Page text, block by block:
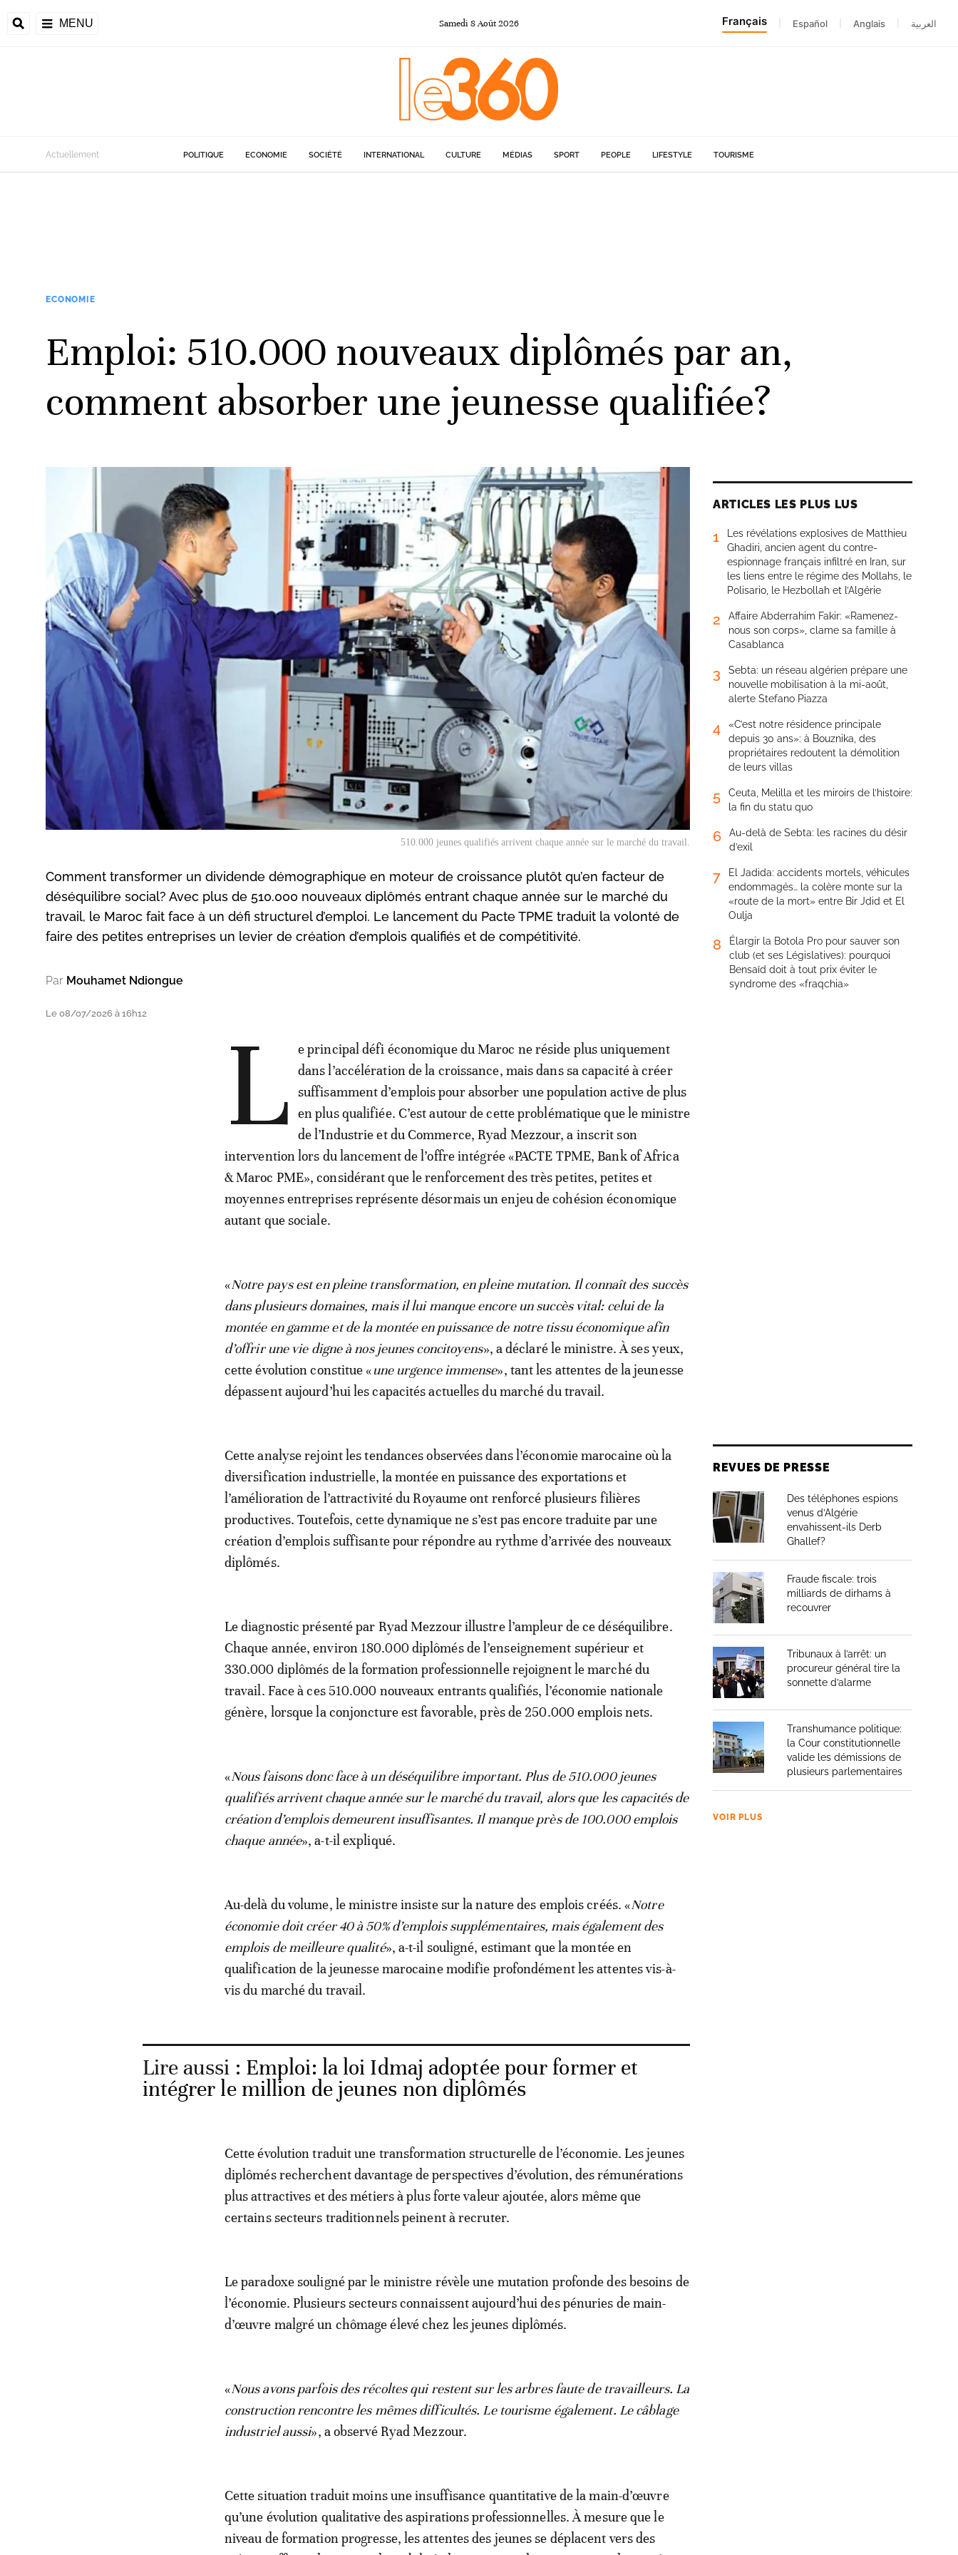
MENU Samedi 8Août2026 Français Español Anglais العربية
Actuellement POLITIQUE ECONOMIE SOCIÉTÉ INTERNATIONAL CULTURE MÉDIAS SPORT PEOPLE LIFESTYLE TOURISME
ECONOMIE
Emploi: 510.000 nouveaux diplômés par an,
comment absorber une jeunesse qualifiée?
510.000 jeunes qualifiés arrivent chaque année sur le marché du travail.
Comment transformer un dividende démographique en moteur de croissance plutôt qu’en facteur de
déséquilibre social? Avec plus de 510.000 nouveaux diplômés entrant chaque année sur le marché du
travail, le Maroc fait face à un défi structurel d’emploi. Le lancement du Pacte TPME traduit la volonté de
faire des petites entreprises un levier de création d’emplois qualifiés et de compétitivité.
Par Mouhamet Ndiongue
Le 08/07/2026 à 16h12 L
e principal défi économique du Maroc ne réside plus uniquement
dans l’accélération de la croissance, mais dans sa capacité à créer
suffisamment d’emplois pour absorber une population active de plus
en plus qualifiée. C’est autour de cette problématique que le ministre
de l’Industrie et du Commerce, Ryad Mezzour, a inscrit son
intervention lors du lancement de l’offre intégrée «PACTE TPME, Bank of Africa
& Maroc PME», considérant que le renforcement des très petites, petites et
moyennes entreprises représente désormais un enjeu de cohésion économique
autant que sociale.
«Notre pays est en pleine transformation, en pleine mutation. Il connaît des succès
dans plusieurs domaines, mais il lui manque encore un succès vital: celui de la
montée en gamme et de la montée en puissance de notre tissu économique afin
d’offrir une vie digne à nos jeunes concitoyens», a déclaré le ministre. À ses yeux,
cette évolution constitue «une urgence immense», tant les attentes de la jeunesse
dépassent aujourd’hui les capacités actuelles du marché du travail.
Cette analyse rejoint les tendances observées dans l’économie marocaine où la
diversification industrielle, la montée en puissance des exportations et
l’amélioration de l’attractivité du Royaume ont renforcé plusieurs filières
productives. Toutefois, cette dynamique ne s’est pas encore traduite par une
création d’emplois suffisante pour répondre au rythme d’arrivée des nouveaux
diplômés.
Le diagnostic présenté par Ryad Mezzour illustre l’ampleur de ce déséquilibre.
Chaque année, environ 180.000 diplômés de l’enseignement supérieur et
330.000 diplômés de la formation professionnelle rejoignent le marché du
travail. Face à ces 510.000 nouveaux entrants qualifiés, l’économie nationale
génère, lorsque la conjoncture est favorable, près de 250.000 emplois nets.
«Nous faisons donc face à un déséquilibre important. Plus de 510.000 jeunes
qualifiés arrivent chaque année sur le marché du travail, alors que les capacités de
création d’emplois demeurent insuffisantes. Il manque près de 100.000 emplois
chaque année», a-t-il expliqué.
Au-delà du volume, le ministre insiste sur la nature des emplois créés. «Notre
économie doit créer 40 à 50% d’emplois supplémentaires, mais également des
emplois de meilleure qualité», a-t-il souligné, estimant que la montée en
qualification de la jeunesse marocaine modifie profondément les attentes vis-à-
vis du marché du travail.
Lire aussi : Emploi: la loi Idmaj adoptée pour former et
intégrer le million de jeunes non diplômés
Cette évolution traduit une transformation structurelle de l’économie. Les jeunes
diplômés recherchent davantage de perspectives d’évolution, des rémunérations
plus attractives et des métiers à plus forte valeur ajoutée, alors même que
certains secteurs traditionnels peinent à recruter.
Le paradoxe souligné par le ministre révèle une mutation profonde des besoins de
l’économie. Plusieurs secteurs connaissent aujourd’hui des pénuries de main-
d’œuvre malgré un chômage élevé chez les jeunes diplômés.
«Nous avons parfois des récoltes qui restent sur les arbres faute de travailleurs. La
construction rencontre les mêmes difficultés. Le tourisme également. Le câblage
industriel aussi», a observé Ryad Mezzour.
Cette situation traduit moins une insuffisance quantitative de la main-d’œuvre
qu’une évolution qualitative des aspirations professionnelles. À mesure que le
niveau de formation progresse, les attentes des jeunes se déplacent vers des
ARTICLES LES PLUS LUS
1
Les révélations explosives de Matthieu
Ghadiri, ancien agent du contre-
espionnage français infiltré en Iran, sur
les liens entre le régime des Mollahs, le
Polisario, le Hezbollah et l’Algérie
2
Affaire Abderrahim Fakir: «Ramenez-
nous son corps», clame sa famille à
Casablanca
3
Sebta: un réseau algérien prépare une
nouvelle mobilisation à la mi-août,
alerte Stefano Piazza
4
«C’est notre résidence principale
depuis 30 ans»: à Bouznika, des
propriétaires redoutent la démolition
de leurs villas
5
Ceuta, Melilla et les miroirs de l’histoire:
la fin du statu quo
6
Au-delà de Sebta: les racines du désir
d’exil
7
El Jadida: accidents mortels, véhicules
endommagés… la colère monte sur la
«route de la mort» entre Bir Jdid et El
Oulja
8
Élargir la Botola Pro pour sauver son
club (et ses Législatives): pourquoi
Bensaïd doit à tout prix éviter le
syndrome des «fraqchia»
REVUES DE PRESSE
Des téléphones espions
venus d’Algérie
envahissent-ils Derb
Ghallef?
Fraude fiscale: trois
milliards de dirhams à
recouvrer
Tribunaux à l’arrêt: un
procureur général tire la
sonnette d’alarme
Transhumance politique:
la Cour constitutionnelle
valide les démissions de
plusieurs parlementaires
VOIR PLUS